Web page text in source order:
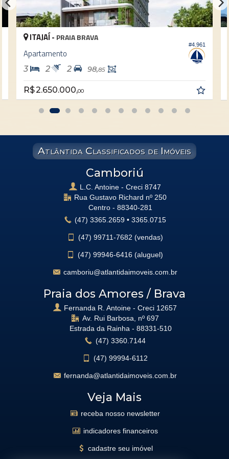
Gás Central
Elevador
Pet Place
Mini Mercado
Espaço Zen
Sala de Reunião
Entrada para Banhistas
RoofTop
Lounge
ITAJAÍ -
3 4
Atlântida Classificados de Imóveis
Camboriú
L.C. Antoine - Creci 8747
Rua Gustavo Richard nº 250
Centro - 88340-281
(47) 3365.2659 • 3365.0715
(47) 99711-7682 (vendas)
(47) 99946-6416 (aluguel)
camboriu@atlantidaimoveis.com.br
Praia dos Amores / Brava
Fernanda R. Antoine - Creci 12657
Av. Rui Barbosa, nº 697
Estrada da Rainha - 88331-510
(47) 3360.7144
(47) 99994-6112
fernanda@atlantidaimoveis.com.br
Veja Mais
receba nosso newsletter
indicadores financeiros
cadastre seu imóvel